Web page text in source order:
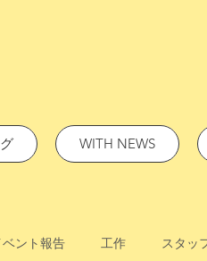
WITH NEWS
ベント報告 工作 スタッ